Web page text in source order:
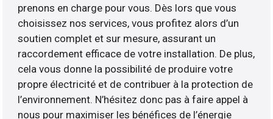
prenons en charge pour vous. Dès lors que vous
choisissez nos services, vous profitez alors d’un
soutien complet et sur mesure, assurant un
raccordement efficace de votre installation. De plus,
cela vous donne la possibilité de produire votre
propre électricité et de contribuer à la protection de
l’environnement. N’hésitez donc pas à faire appel à
nous pour maximiser les bénéfices de l’énergie